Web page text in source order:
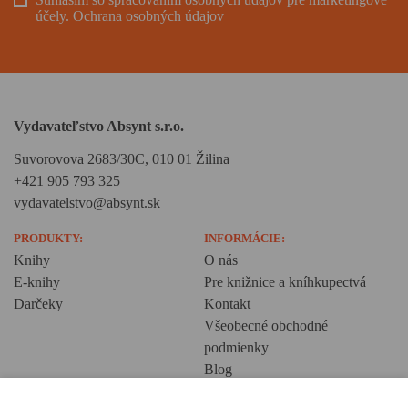
účely. Ochrana osobných údajov
Vydavateľstvo Absynt s.r.o.
Suvorovova 2683/30C, 010 01 Žilina
+421 905 793 325
vydavatelstvo@absynt.sk
PRODUKTY:
Knihy
E-knihy
Darčeky
INFORMÁCIE:
O nás
Pre knižnice a kníhkupectvá
Kontakt
Všeobecné obchodné
podmienky
Blog